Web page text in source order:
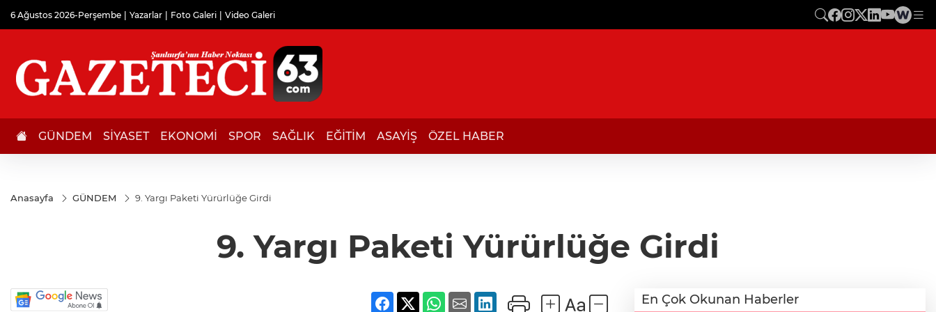
6 Ağustos 2026-Perşembe Yazarlar Foto Galeri Video Galeri
GÜNDEM SİYASET EKONOMİ SPOR SAĞLIK EĞİTİM ASAYİŞ ÖZEL HABER
Anasayfa GÜNDEM 9. Yargı Paketi Yürürlüğe Girdi
9. Yargı Paketi Yürürlüğe Girdi
En Çok Okunan Haberler